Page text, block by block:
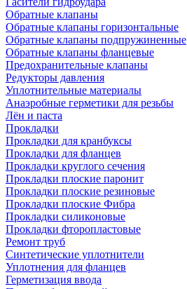
Обратные клапаны
Обратные клапаны горизонтальные
Обратные клапаны подпружиненные
Обратные клапаны фланцевые
Предохранительные клапаны
Редукторы давления
Уплотнительные материалы
Анаэробные герметики для резьбы
Лён и паста
Прокладки
Прокладки для кранбуксы
Прокладки для фланцев
Прокладки круглого сечения
Прокладки плоские паронит
Прокладки плоские резиновые
Прокладки плоские Фибра
Прокладки силиконовые
Прокладки фторопластовые
Ремонт труб
Синтетические уплотнители
Уплотнения для фланцев
Герметизация ввода